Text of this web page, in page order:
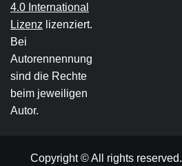
4.0 International
Lizenz lizenziert.
Bei
Autorennennung
sind die Rechte
beim jeweiligen
Autor.
Copyright © All rights reserved.